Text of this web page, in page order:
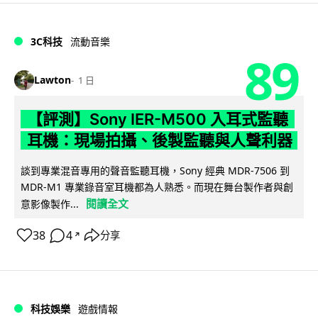
3C科技 流動音樂
Lawton 1 日 89
【評測】Sony IER-M500 入耳式監聽
耳機：現場拍攝、後製監聽與人聲利器
談到專業混音專用的聲音監聽耳機，Sony 經典 MDR-7506 到
MDR-M1 專業錄音室耳機都為人熟悉。而現在舞台製作者與創
意影像製作...
閱讀全文
38 4 ↗ 分享
科技娛樂 遊戲情報